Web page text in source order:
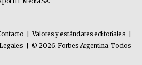
Valores y estándares editoriales
© 2026. Forbes Argentina. Todos